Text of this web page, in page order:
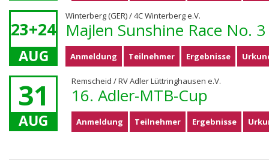
23+24
AUG
Winterberg (GER) / 4C Winterberg e.V.
Majlen Sunshine Race No. 3
Anmeldung Teilnehmer Ergebnisse
31
AUG
Remscheid / RV Adler Lüttringhausen e.V.
16. Adler-MTB-Cup
Anmeldung Teilnehmer Ergebnisse